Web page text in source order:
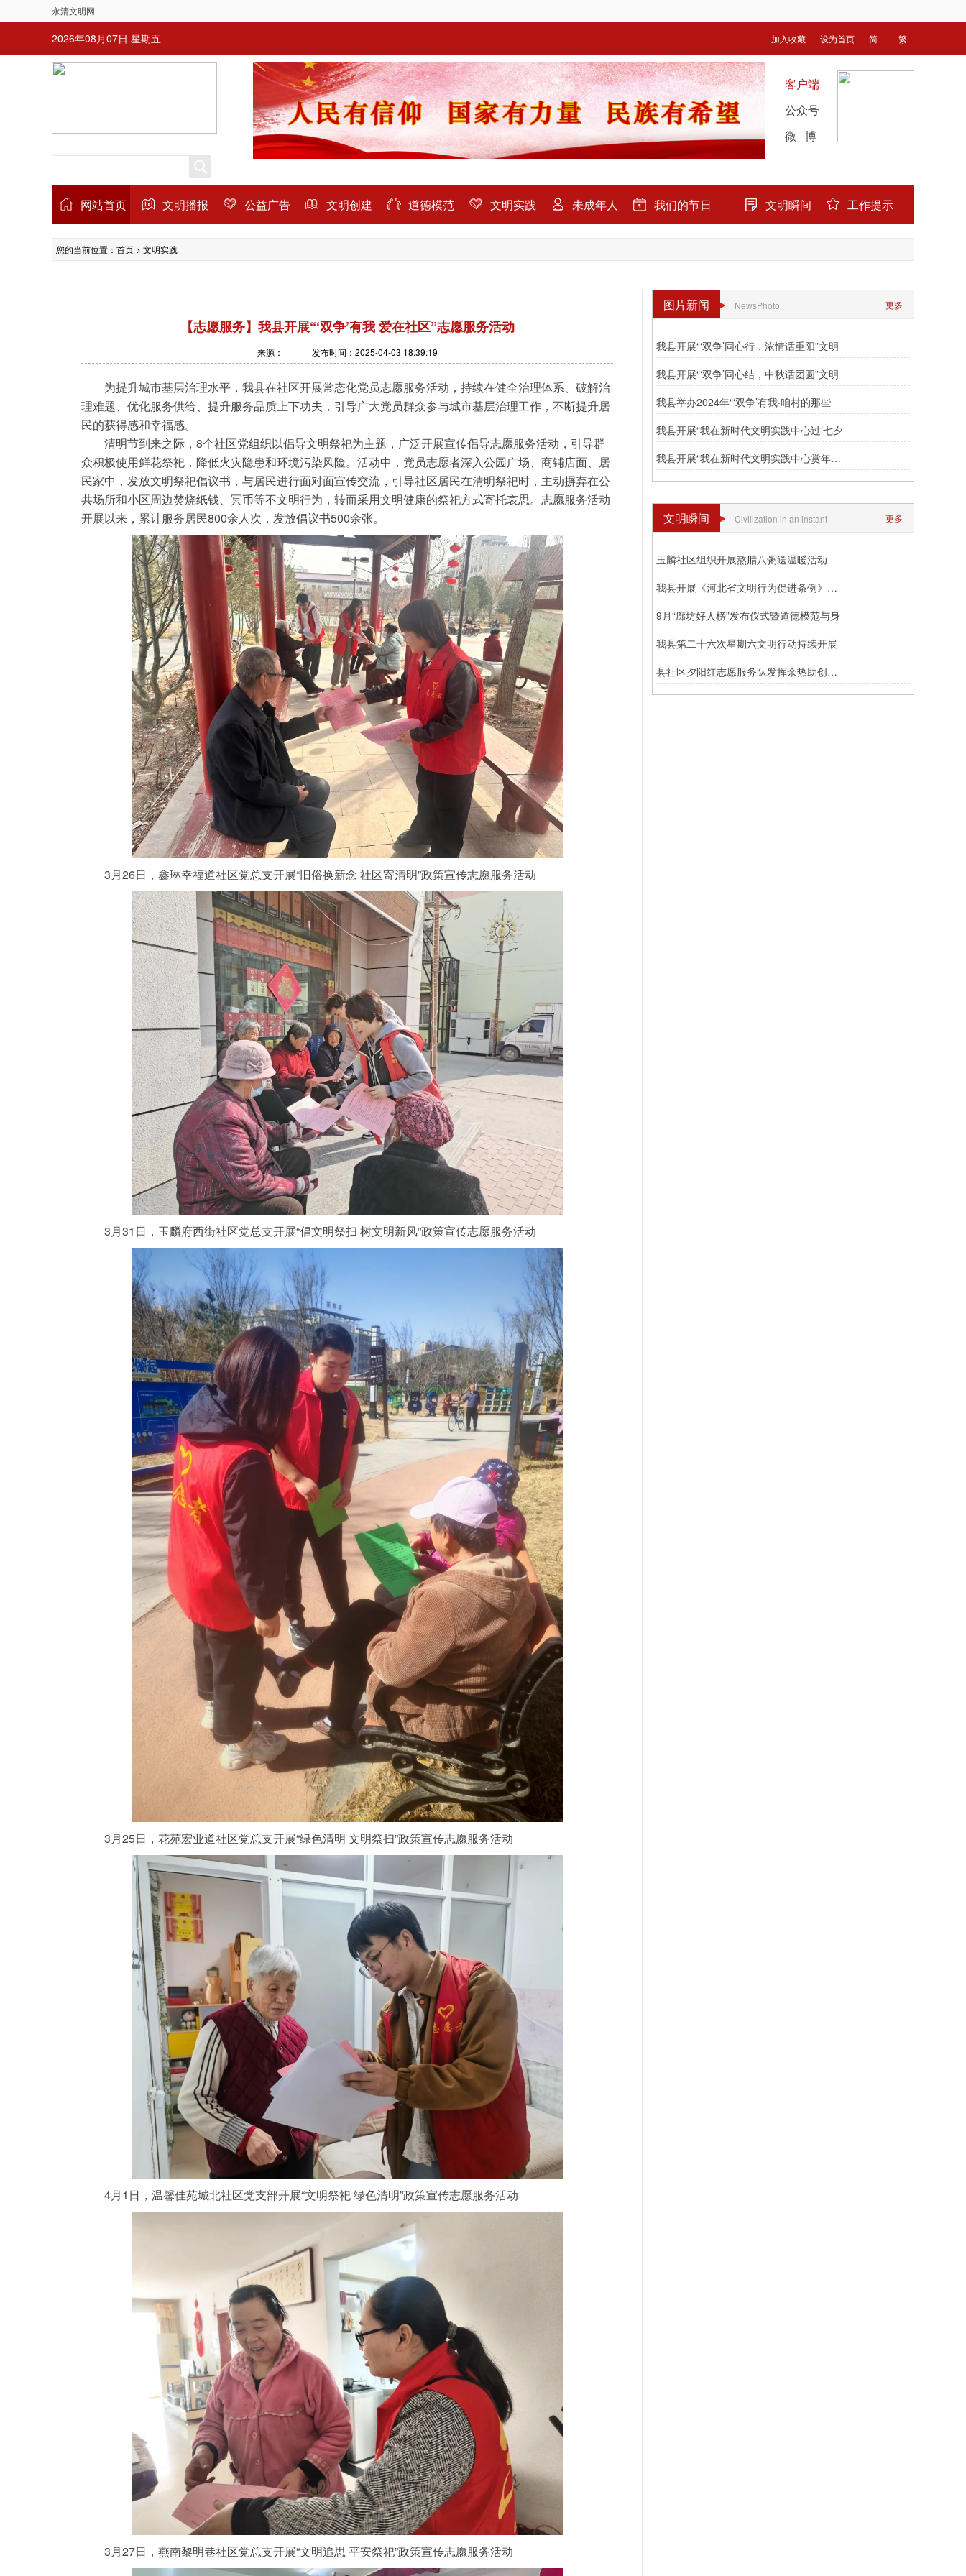
永清文明网
2026年08月07日 星期五 简 | 繁
设为首页
加入收藏
客户端
公众号
微 博
网站首页 文明播报 公益广告 文明创建 道德模范 文明实践 未成年人 我们的节日 文明瞬间 工作提示
您的当前位置： 首页 > 文明实践
【志愿服务】我县开展“‘双争’有我 爱在社区”志愿服务活动
来源： 发布时间：2025-04-03 18:39:19
为提升城市基层治理水平，我县在社区开展常态化党员志愿服务活动，持续在健全治理体系、破解治
理难题、优化服务供给、提升服务品质上下功夫，引导广大党员群众参与城市基层治理工作，不断提升居
民的获得感和幸福感。
清明节到来之际，8个社区党组织以倡导文明祭祀为主题，广泛开展宣传倡导志愿服务活动，引导群
众积极使用鲜花祭祀，降低火灾隐患和环境污染风险。活动中，党员志愿者深入公园广场、商铺店面、居
民家中，发放文明祭祀倡议书，与居民进行面对面宣传交流，引导社区居民在清明祭祀时，主动摒弃在公
共场所和小区周边焚烧纸钱、冥币等不文明行为，转而采用文明健康的祭祀方式寄托哀思。志愿服务活动
开展以来，累计服务居民800余人次，发放倡议书500余张。
3月26日，鑫琳幸福道社区党总支开展“旧俗换新念 社区寄清明”政策宣传志愿服务活动
3月31日，玉麟府西街社区党总支开展“倡文明祭扫 树文明新风”政策宣传志愿服务活动
3月25日，花苑宏业道社区党总支开展“绿色清明 文明祭扫”政策宣传志愿服务活动
4月1日，温馨佳苑城北社区党支部开展“文明祭祀 绿色清明”政策宣传志愿服务活动
3月27日，燕南黎明巷社区党总支开展“文明追思 平安祭祀”政策宣传志愿服务活动
图片新闻 NewsPhoto 更多
我县开展“‘双争’同心行，浓情话重阳”文明
我县开展“‘双争’同心结，中秋话团圆”文明
我县举办2024年“‘双争’有我·咱村的那些
我县开展“我在新时代文明实践中心过‘七夕
我县开展“我在新时代文明实践中心赏年画”
文明瞬间 Civilization in an instant 更多
玉麟社区组织开展熬腊八粥送温暖活动
我县开展《河北省文明行为促进条例》集中宣
9月“廊坊好人榜”发布仪式暨道德模范与身
我县第二十六次星期六文明行动持续开展
县社区夕阳红志愿服务队发挥余热助创文明城